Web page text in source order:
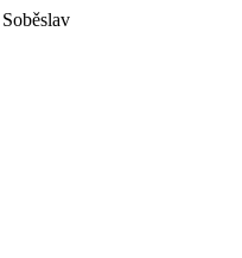
Soběslav